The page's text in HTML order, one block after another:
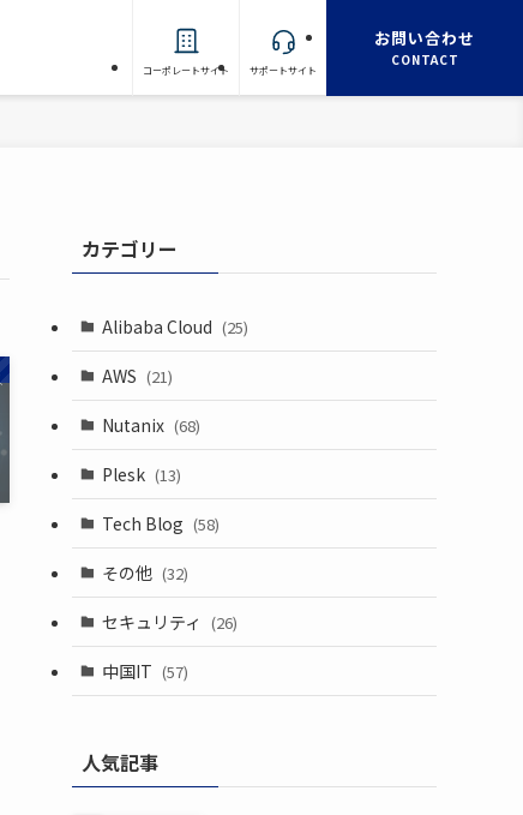
コーポレートサイト サポートサイト
お問い合わせ
CONTACT
カテゴリー
Alibaba Cloud (25)
AWS (21)
Nutanix (68)
Plesk (13)
Tech Blog (58)
その他 (32)
セキュリティ (26)
中国IT (57)
人気記事